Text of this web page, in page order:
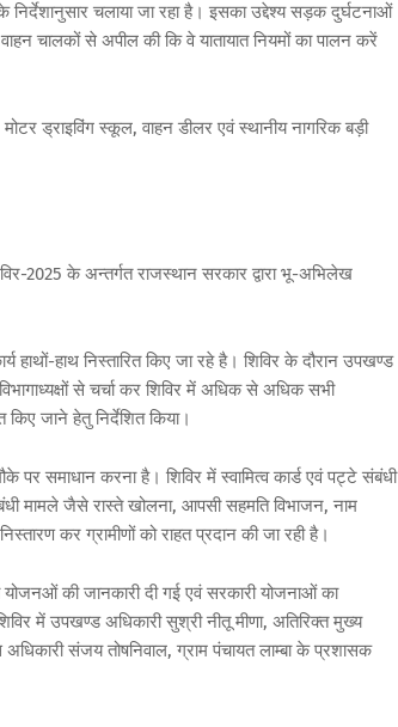
निर्देशानुसार चलाया जा रहा है। इसका उद्देश्य सड़क दुर्घटनाओं
चालकों से अपील की कि वे यातायात नियमों का पालन करें
ड्राइविंग स्कूल, वाहन डीलर एवं स्थानीय नागरिक बड़ी
2025 के अन्तर्गत राजस्थान सरकार द्वारा भू-अभिलेख
हाथ निस्तारित किए जा रहे है। शिविर के दौरान उपखण्ड
से चर्चा कर शिविर में अधिक से अधिक सभी
किए जाने हेतु निर्देशित किया।
पर समाधान करना है। शिविर में स्वामित्व कार्ड एवं पट्टे संबंधी
मामले जैसे रास्ते खोलना, आपसी सहमति विभाजन, नाम
कर ग्रामीणों को राहत प्रदान की जा रही है।
की जानकारी दी गई एवं सरकारी योजनाओं का
में उपखण्ड अधिकारी सुश्री नीतू मीणा, अतिरिक्त मुख्य
संजय तोषनिवाल, ग्राम पंचायत लाम्बा के प्रशासक